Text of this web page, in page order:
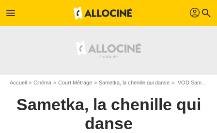
menu profil search
Accueil Cinéma Court Métrage Sametka, la chenille qui danse VOD Sametka, la chenille qui danse
Sametka, la chenille qui
danse